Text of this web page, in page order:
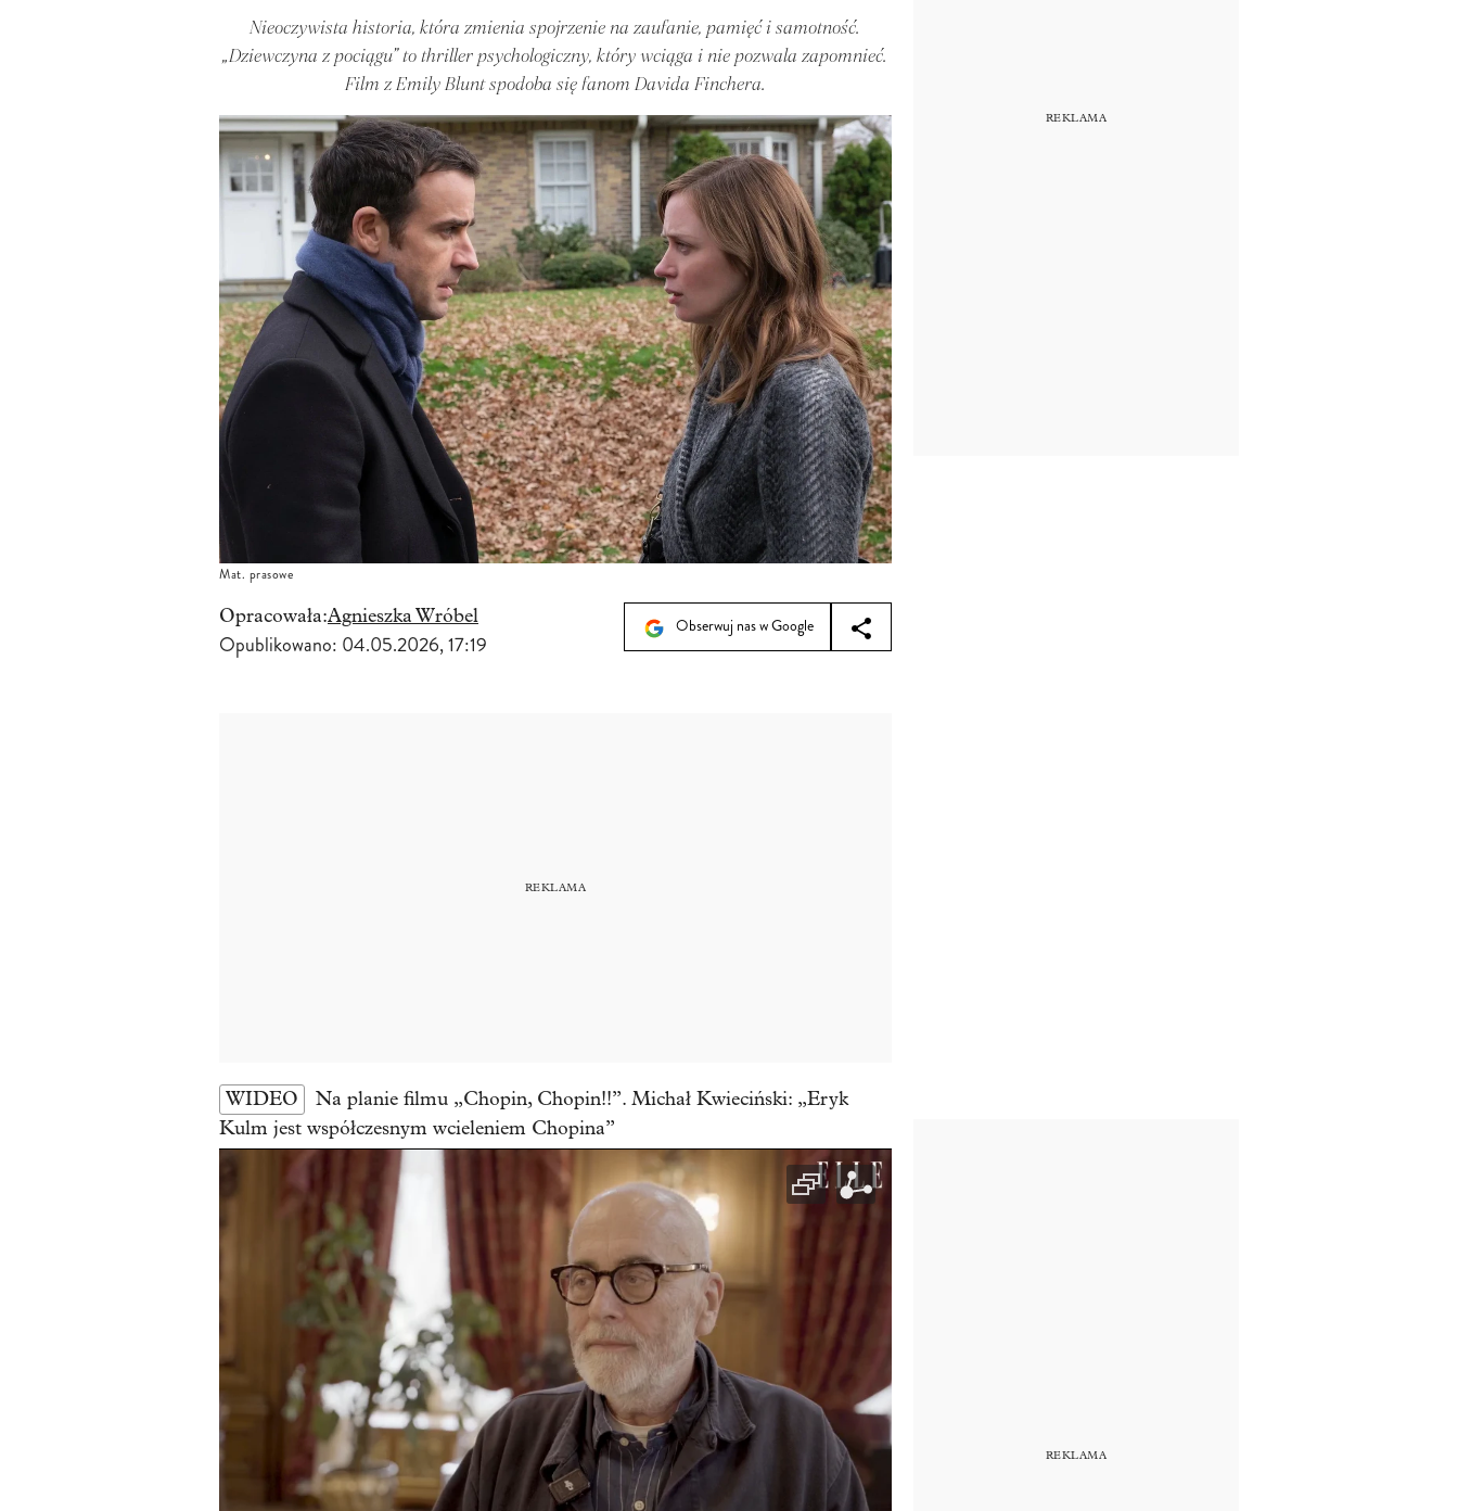
Nieoczywista historia, która zmienia spojrzenie na zaufanie, pamięć i samotność.
„Dziewczyna z pociągu” to thriller psychologiczny, który wciąga i nie pozwala zapomnieć.
Film z Emily Blunt spodoba się fanom Davida Finchera.
Mat. prasowe
Opracowała:Agnieszka Wróbel
Opublikowano: 04.05.2026, 17:19
Obserwuj nas w Google
WIDEO
Na planie filmu „Chopin, Chopin!!”. Michał Kwieciński: „Eryk
Kulm jest współczesnym wcieleniem Chopina”